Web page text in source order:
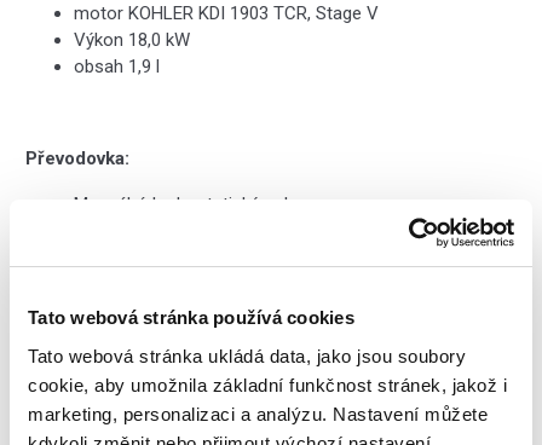
Tato webová stránka používá cookies
Tato webová stránka ukládá data, jako jsou soubory
cookie, aby umožnila základní funkčnost stránek, jakož i
marketing, personalizaci a analýzu. Nastavení můžete
motor KOHLER KDI 1903 TCR, Stage V
Výkon 18,0 kW
obsah 1,9 l
Převodovka:
Manuální, hydrostatický pohon
Pneumatiky 11.5/80-15.3